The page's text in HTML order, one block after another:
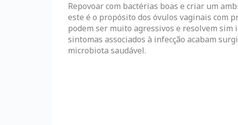
Repovoar com bactérias boas e criar um
este é o propósito dos óvulos vaginais com
podem ser muito agressivos e resolvem
sintomas associados à infecção acabam
microbiota saudável.